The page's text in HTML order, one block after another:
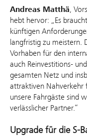
Andreas Matthä,
hebt hervor: „Es
künftigen
langfristig zu meistern.
Vorhaben für den
auch Reinvestitions-
gesamten Netz und
attraktiven Nahverkehr
unsere Fahrgäste sind
verlässlicher Partner.“
Upgrade für die S-